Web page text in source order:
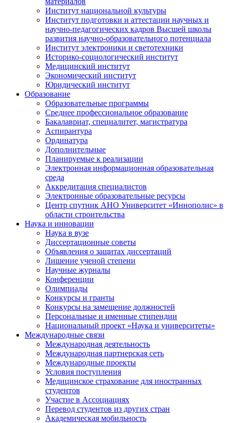
Институт национальной культуры
Институт подготовки и аттестации научных и
научно-педагогических кадров Высшей школы
развития научно-образовательного потенциала
Институт электроники и светотехники
Историко-социологический институт
Медицинский институт
Экономический институт
Юридический институт
Образование
Образовательные программы
Среднее профессиональное образование
Бакалавриат, специалитет, магистратура
Аспирантура
Ординатура
Дополнительные
Планируемые к реализации
Электронная информационная образовательная
среда
Аккредитация специалистов
Электронные образовательные ресурсы
Центр спутник АНО Университет «Иннополис» в
области строительства
Наука и инновации
Наука в вузе
Диссертационные советы
Объявления о защитах диссертаций
Лишение ученой степени
Научные журналы
Конференции
Олимпиады
Конкурсы и гранты
Конкурсы на замещение должностей
Персональные и именные стипендии
Национальный проект «Наука и университеты»
Международные связи
Международная деятельность
Международная партнерская сеть
Международные проекты
Условия поступления
Медицинское страхование для иностранных
студентов
Участие в Ассоциациях
Перевод студентов из других стран
Академическая мобильность